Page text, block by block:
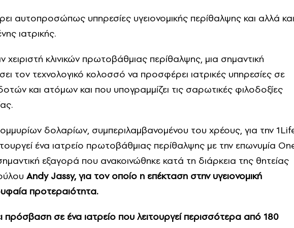
αυτοπροσώπως υπηρεσίες υγειονομικής περίθαλψης και αλλά και
ιατρικής.
κλινικών πρωτοβάθμιας περίθαλψης, μια σημαντική
τον τεχνολογικό κολοσσό να προσφέρει ιατρικές υπηρεσίες σε
και ατόμων και που υπογραμμίζει τις σαρωτικές φιλοδοξίες
δολαρίων, συμπεριλαμβανομένου του χρέους, για την
ένα ιατρείο πρωτοβάθμιας περίθαλψης με την επωνυμία
εξαγορά που ανακοινώθηκε κατά τη διάρκεια της θητείας
Andy Jassy, ​​για τον οποίο η επέκταση στην υγειονομική
προτεραιότητα.
σε ένα ιατρείο που λειτουργεί περισσότερα από 180